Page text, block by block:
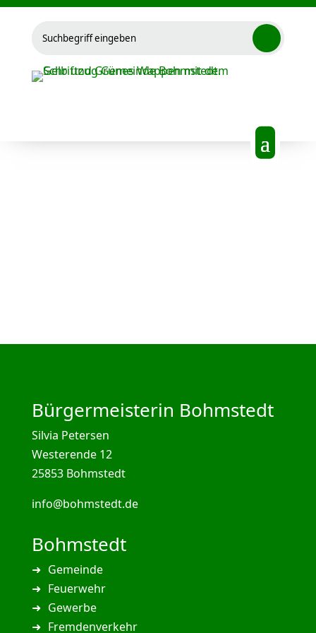
Bürgermeisterin Bohmstedt
Silvia Petersen
Westerende 12
25853 Bohmstedt
info@bohmstedt.de
Bohmstedt
Gemeinde
Feuerwehr
Gewerbe
Fremdenverkehr